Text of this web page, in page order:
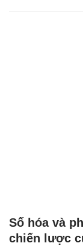
Số hóa và
chiến lược